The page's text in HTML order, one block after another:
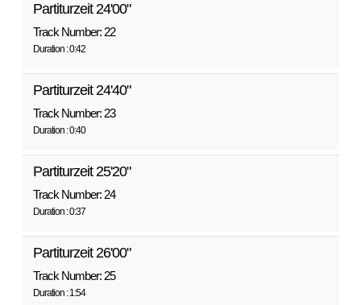
Partiturzeit 24'00"
Track Number: 22
Duration : 0:42
Partiturzeit 24'40"
Track Number: 23
Duration : 0:40
Partiturzeit 25'20"
Track Number: 24
Duration : 0:37
Partiturzeit 26'00"
Track Number: 25
Duration : 1:54